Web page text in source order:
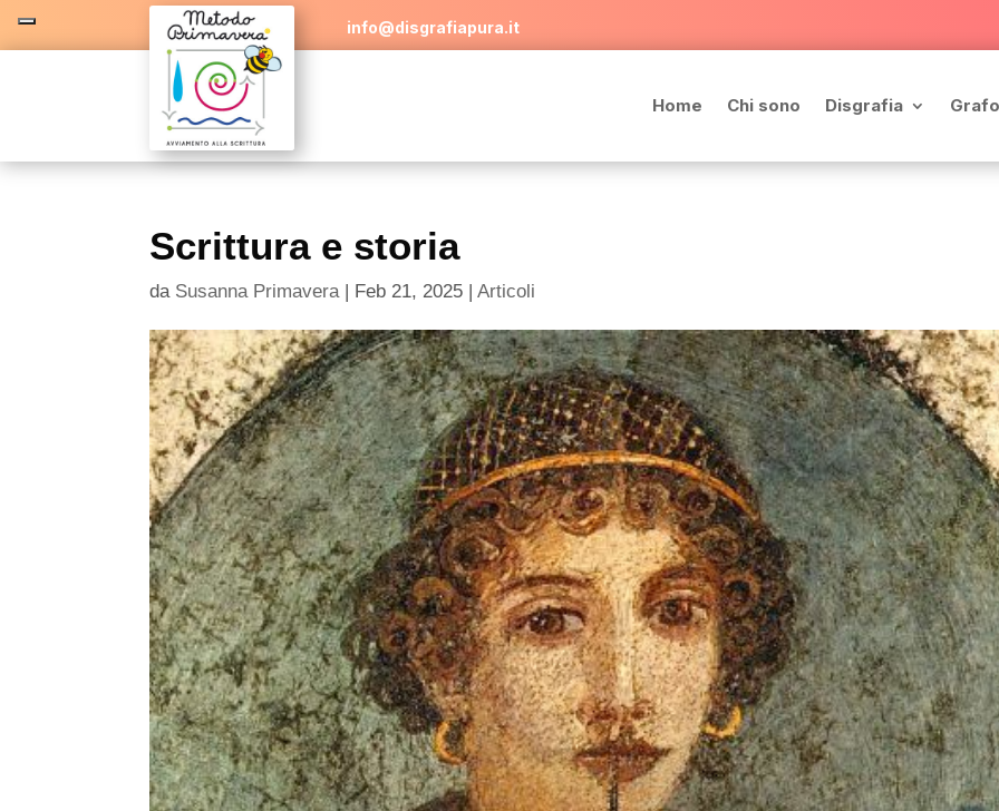
info@disgrafiapura.it
Home Chi sono Disgrafia
Scrittura e storia
da Susanna Primavera| Feb 21, 2025 |Articoli